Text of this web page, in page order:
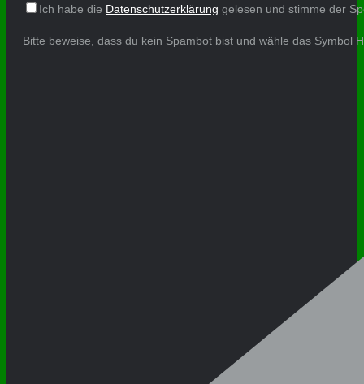
Ich habe die Datenschutzerklärung gelesen und stimme der
Bitte beweise, dass du kein Spambot bist und wähle das Symbol